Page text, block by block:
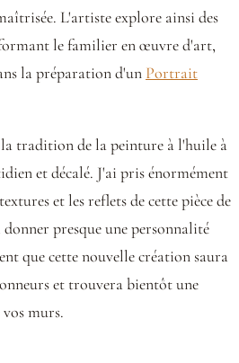
L'artiste explore ainsi des
le familier en œuvre d'art,
la préparation d'un Portrait
tradition de la peinture à l'huile à
et décalé. J'ai pris énormément
et les reflets de cette pièce de
presque une personnalité
que cette nouvelle création saura
et trouvera bientôt une
murs.